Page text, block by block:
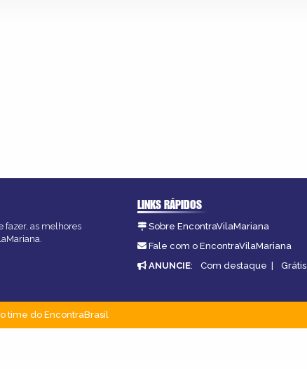
fazer, as melhores
LINKS RÁPIDOS
Sobre EncontraVilaMariana
Fale com o EncontraVilaMariana
ANUNCIE: Com destaque | Grátis
time do EncontraBrasil